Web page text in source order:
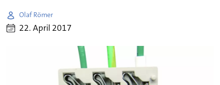
Olaf Römer
22. April 2017